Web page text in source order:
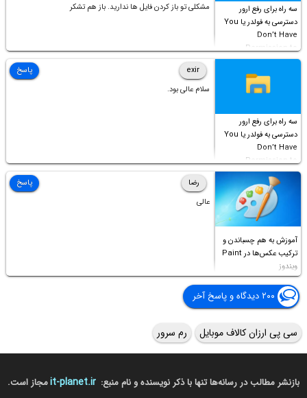
سه راه برای رفع ارور
دسترسی به فولدر یا You
Don’t Have
Permission to
Access this folder
مشکلی تو باز کردن فایل ها ندارید. باز هم تشکر
سه راه برای رفع ارور
دسترسی به فولدر یا You
Don’t Have
Permission to
Access this folder
exir
سلام عالی بود.
پاسخ
آموزش به هم چسباندن و
ترکیب عکس‌ها در Paint
ویندوز
رضا
عالی
پاسخ
۲۰۰ دیدگاه و پاسخ آخر
سی پی ارزان کالاف موبایل رم سرور
بازنشر مطالب در رسانه‌ها تنها با ذکر نویسنده و نام منبع: it-planet.irمجاز است.